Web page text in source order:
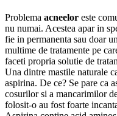
Problema acneelor este
nu numai. Acestea apar in
fie in permanenta sau doar
multime de tratamente pe
faceti propria solutie de
Una dintre mastile naturale
aspirina. De ce? Se pare ca
cosurilor si a mancarimilor
folosit-o au fost foarte